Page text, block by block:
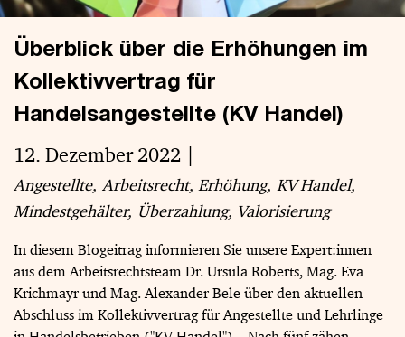
Überblick über die Erhöhungen im
Kollektivvertrag für
Handelsangestellte (KV Handel)
12. Dezember 2022
Angestellte Arbeitsrecht Erhöhung KV Handel
Mindestgehälter Überzahlung Valorisierung
In diesem Blogeitrag informieren Sie unsere Expert:innen
aus dem Arbeitsrechtsteam Dr. Ursula Roberts, Mag. Eva
Krichmayr und Mag. Alexander Bele über den aktuellen
Abschluss im Kollektivvertrag für Angestellte und Lehrlinge